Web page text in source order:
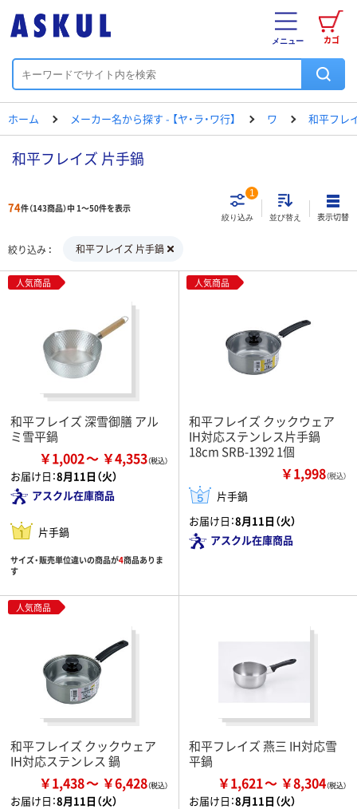
カゴ
メニュー
ホーム メーカー名から探す - 【ヤ・ラ・ワ行】 ワ 和平フレ
和平フレイズ 片手鍋
74件（143商品）中 1～50件を表示
絞り込み
1
並び替え 表示切替
絞り込み 和平フレイズ 片手鍋
人気商品
和平フレイズ 深雪御膳 アル
ミ雪平鍋
￥1,002 ￥4,353
お届け日：8月11日（火）
アスクル在庫商品
片手鍋
サイズ・販売単位違いの商品が4商品ありま
す
人気商品
和平フレイズ クックウェア
IH対応ステンレス片手鍋
18cm SRB-1392 1個
￥1,998（税込）
片手鍋
お届け日：8月11日（火）
アスクル在庫商品
人気商品
和平フレイズ クックウェア
IH対応ステンレス 鍋
￥1,438 ￥6,428
お届け日：8月11日（火）
和平フレイズ 燕三 IH対応雪
平鍋
￥1,621 ￥8,304
お届け日：8月11日（火）